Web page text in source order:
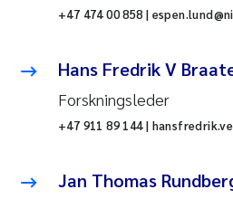
+47 474 00 858 |
Hans Fredrik V
Forskningsleder
+47 911 89 144 |
Jan Thomas